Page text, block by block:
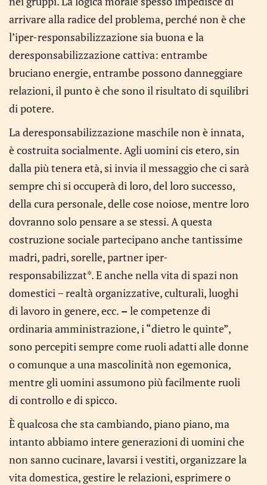
arrivare alla radice del problema, perché non è che
l’iper-responsabilizzazione sia buona e la
deresponsabilizzazione cattiva: entrambe
bruciano energie, entrambe possono danneggiare
relazioni, il punto è che sono il risultato di squilibri
di potere.
La deresponsabilizzazione maschile non è innata,
è costruita socialmente. Agli uomini cis etero, sin
dalla più tenera età, si invia il messaggio che ci sarà
sempre chi si occuperà di loro, del loro successo,
della cura personale, delle cose noiose, mentre loro
dovranno solo pensare a se stessi. A questa
costruzione sociale partecipano anche tantissime
madri, padri, sorelle, partner iper-
responsabilizzat*. E anche nella vita di spazi non
domestici – realtà organizzative, culturali, luoghi
di lavoro in genere, ecc. – le competenze di
ordinaria amministrazione, i “dietro le quinte”,
sono percepiti sempre come ruoli adatti alle donne
o comunque a una mascolinità non egemonica,
mentre gli uomini assumono più facilmente ruoli
di controllo e di spicco.
È qualcosa che sta cambiando, piano piano, ma
intanto abbiamo intere generazioni di uomini che
non sanno cucinare, lavarsi i vestiti, organizzare la
vita domestica, gestire le relazioni, esprimere o